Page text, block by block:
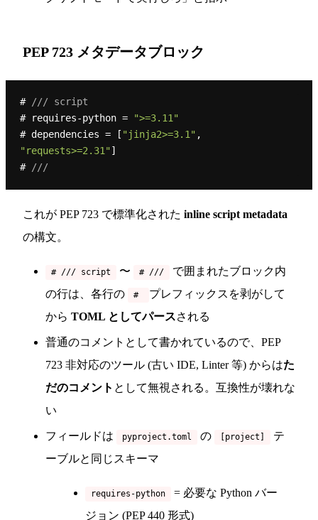
PEP 723 メタデータブロック
# /// script
# requires-python =
">=3.11"
# dependencies = [ "jinja2>=3.1"
"requests>=2.31" ]
# ///
これが PEP 723 で標準化された inline script metadata
の構文。
# /// script 〜 # ///
で囲まれたブロック内
の行は、各行の
#
プレフィックスを剥がして
から TOML としてパースされる
普通のコメントとして書かれているので、PEP
723 非対応のツール (古い IDE, Linter 等) からはた
だのコメント として無視される。互換性が壊れな
い
フィールドは pyproject.toml の [project]
テ
ーブルと同じスキーマ
requires-python
= 必要な Python バー
ジョン (PEP 440 形式)